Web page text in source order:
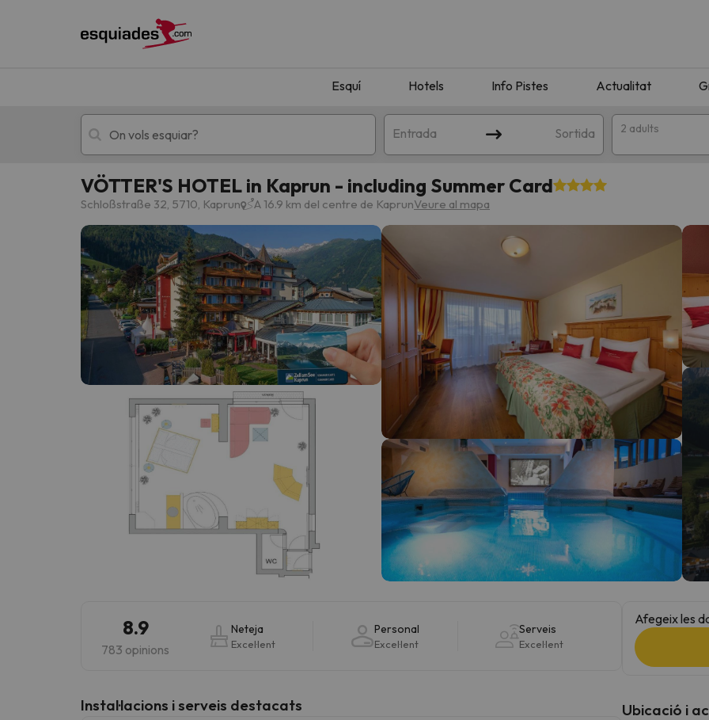
Esquí Hotels Info Pistes Actualitat
Entrada Sortida 2 adults
Esquí Escapades
!Vaja! No hem trobat resultats que coincideixin amb la teva cerca. Intenteu modificar la destinació.
Vaja! Sembla que el nostre cercador ha perdut el nord. Quan trobi la seva brúixola torna.
VÖTTER'S HOTEL in Kaprun - including Summer Card
Schloßstraße 32, 5710, Kaprun A 16.9 km del centre de KaprunVeure al mapa
8.9
783 opinions
Neteja
Excel·lent
Personal
Excel·lent
Serveis
Excel·lent
Instal·lacions i serveis destacats
Afegeix les
Ubicació i